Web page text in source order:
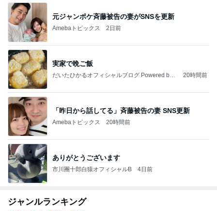
元ジャンポケ斉藤被告の妻がSNSを更新
Amebaトピックス 2日前
実家で晩ご飯
だいたひかるオフィシャルブログ Powered by
20時間前
「昨日から話してる」斉藤被告の妻 SNS更新
Amebaトピックス 20時間前
ありがとうございます
市川團十郎白猿オフィシャルB 4日前
ジャンルランキング